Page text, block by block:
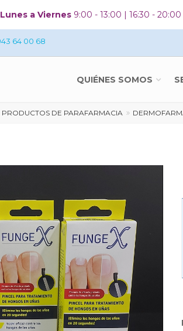
Lunes a Viernes9:00 - 13:00 | 16:30 - 20:00
64 00 68
QUIÉNES SOMOS
PRODUCTOS DE PARAFARMACIA